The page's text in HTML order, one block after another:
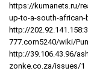
https://kumanets.ru/
up-to-a-south-
http://
777.com5240/wiki/
http://39.106.43.96/
zonke.co.za/issues/1